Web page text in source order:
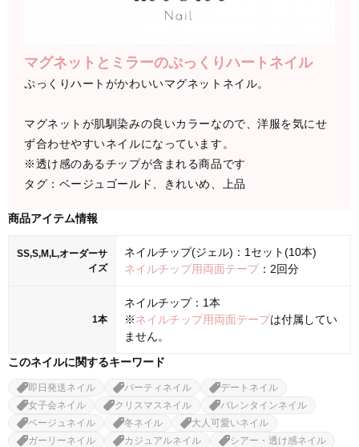
マグネットとミラーのぷっくりハートネイル
ぷっくりハートがかわいいマグネットネイル。
マグネットが肌馴染みの良いカラーなので、洋服を気にせ
ず合わせやすいネイルになっています。
※透け感のあるチップが含まれる商品です
タグ：ベージュゴールド、きれいめ、上品
商品アイテム情報
SS,S,M,L,オーダーサ
イズ
ネイルチップ(ジェル)：1セット(10本)
ネイルチップ用両面テープ：2回分
1本
ネイルチップ：1本
※ネイルチップ用両面テープは付属してい
ません。
このネイルに関するキーワード
即日発送ネイル パーティネイル
デートネイル
女子会ネイル
クリスマスネイル
バレンタインネイル
ベージュネイル
冬ネイル
大人可愛いネイル
ガーリーネイル
カジュアルネイル シアー・透け感ネイル